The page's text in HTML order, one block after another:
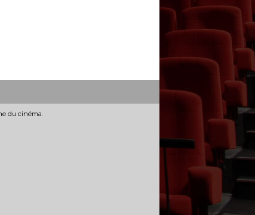
du cinéma.